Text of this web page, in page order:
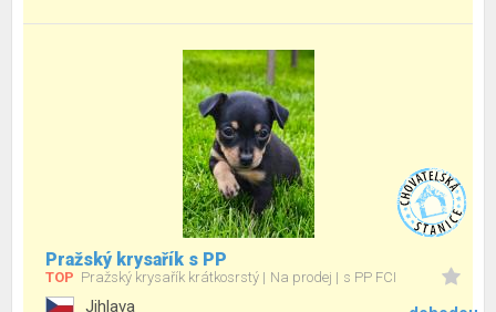
Pražský krysařík s PP
TOP Pražský krysařík krátkosrstý Na prodej s PP FCI
Jihlava